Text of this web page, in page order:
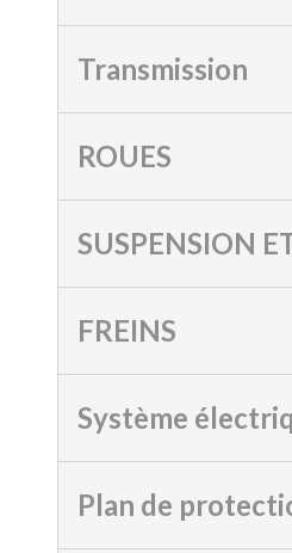
Transmission
ROUES
SUSPENSION
FREINS
Système
Plan de